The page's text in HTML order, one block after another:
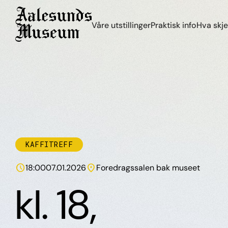
Våre utstillingerPraktisk infoHva
KAFFITREFF
schedule18:0007.01.2026location_onForedragssalen bak museet
kl. 18,